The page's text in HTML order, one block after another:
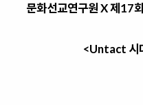
문화선교연구원 X 제17
<Untact 시